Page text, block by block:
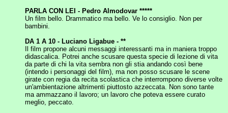
PARLA CON LEI - Pedro Almodovar *****
Un film bello. Drammatico ma bello. Ve lo consiglio. Non per
bambini.
DA 1 A 10 - Luciano Ligabue - **
Il film propone alcuni messaggi interessanti ma in maniera troppo
didascalica. Potrei anche scusare questa specie di lezione di vita
da parte di chi la vita sembra non gli stia andando così bene
(intendo i personaggi del film), ma non posso scusare le scene
girate con regia da recita scolastica che interrompono diverse volte
un'ambientazione altrimenti piuttosto azzeccata. Non sono tante
ma ammazzano il lavoro; un lavoro che poteva essere curato
meglio, peccato.